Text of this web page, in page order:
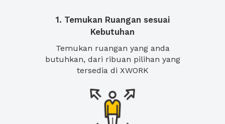
1. Temukan Ruangan sesuai
Kebutuhan
Temukan ruangan yang anda
butuhkan, dari ribuan pilihan yang
tersedia di XWORK